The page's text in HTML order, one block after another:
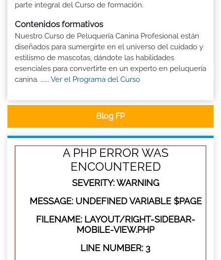
parte integral del Curso de formación.
Contenidos formativos
Nuestro Curso de Peluquería Canina Profesional están
diseñados para sumergirte en el universo del cuidado y
estilismo de mascotas, dándote las habilidades
esenciales para convertirte en un experto en peluquería
canina. ...... Ver el Programa del Curso
Blog FP
A PHP ERROR WAS
ENCOUNTERED
SEVERITY: WARNING
MESSAGE: UNDEFINED VARIABLE $PAGE
FILENAME: LAYOUT/RIGHT-SIDEBAR-
MOBILE-VIEW.PHP
LINE NUMBER: 3